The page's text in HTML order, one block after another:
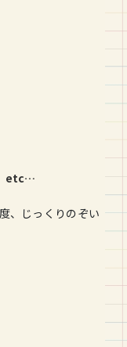
etc…
、じっくりのぞい